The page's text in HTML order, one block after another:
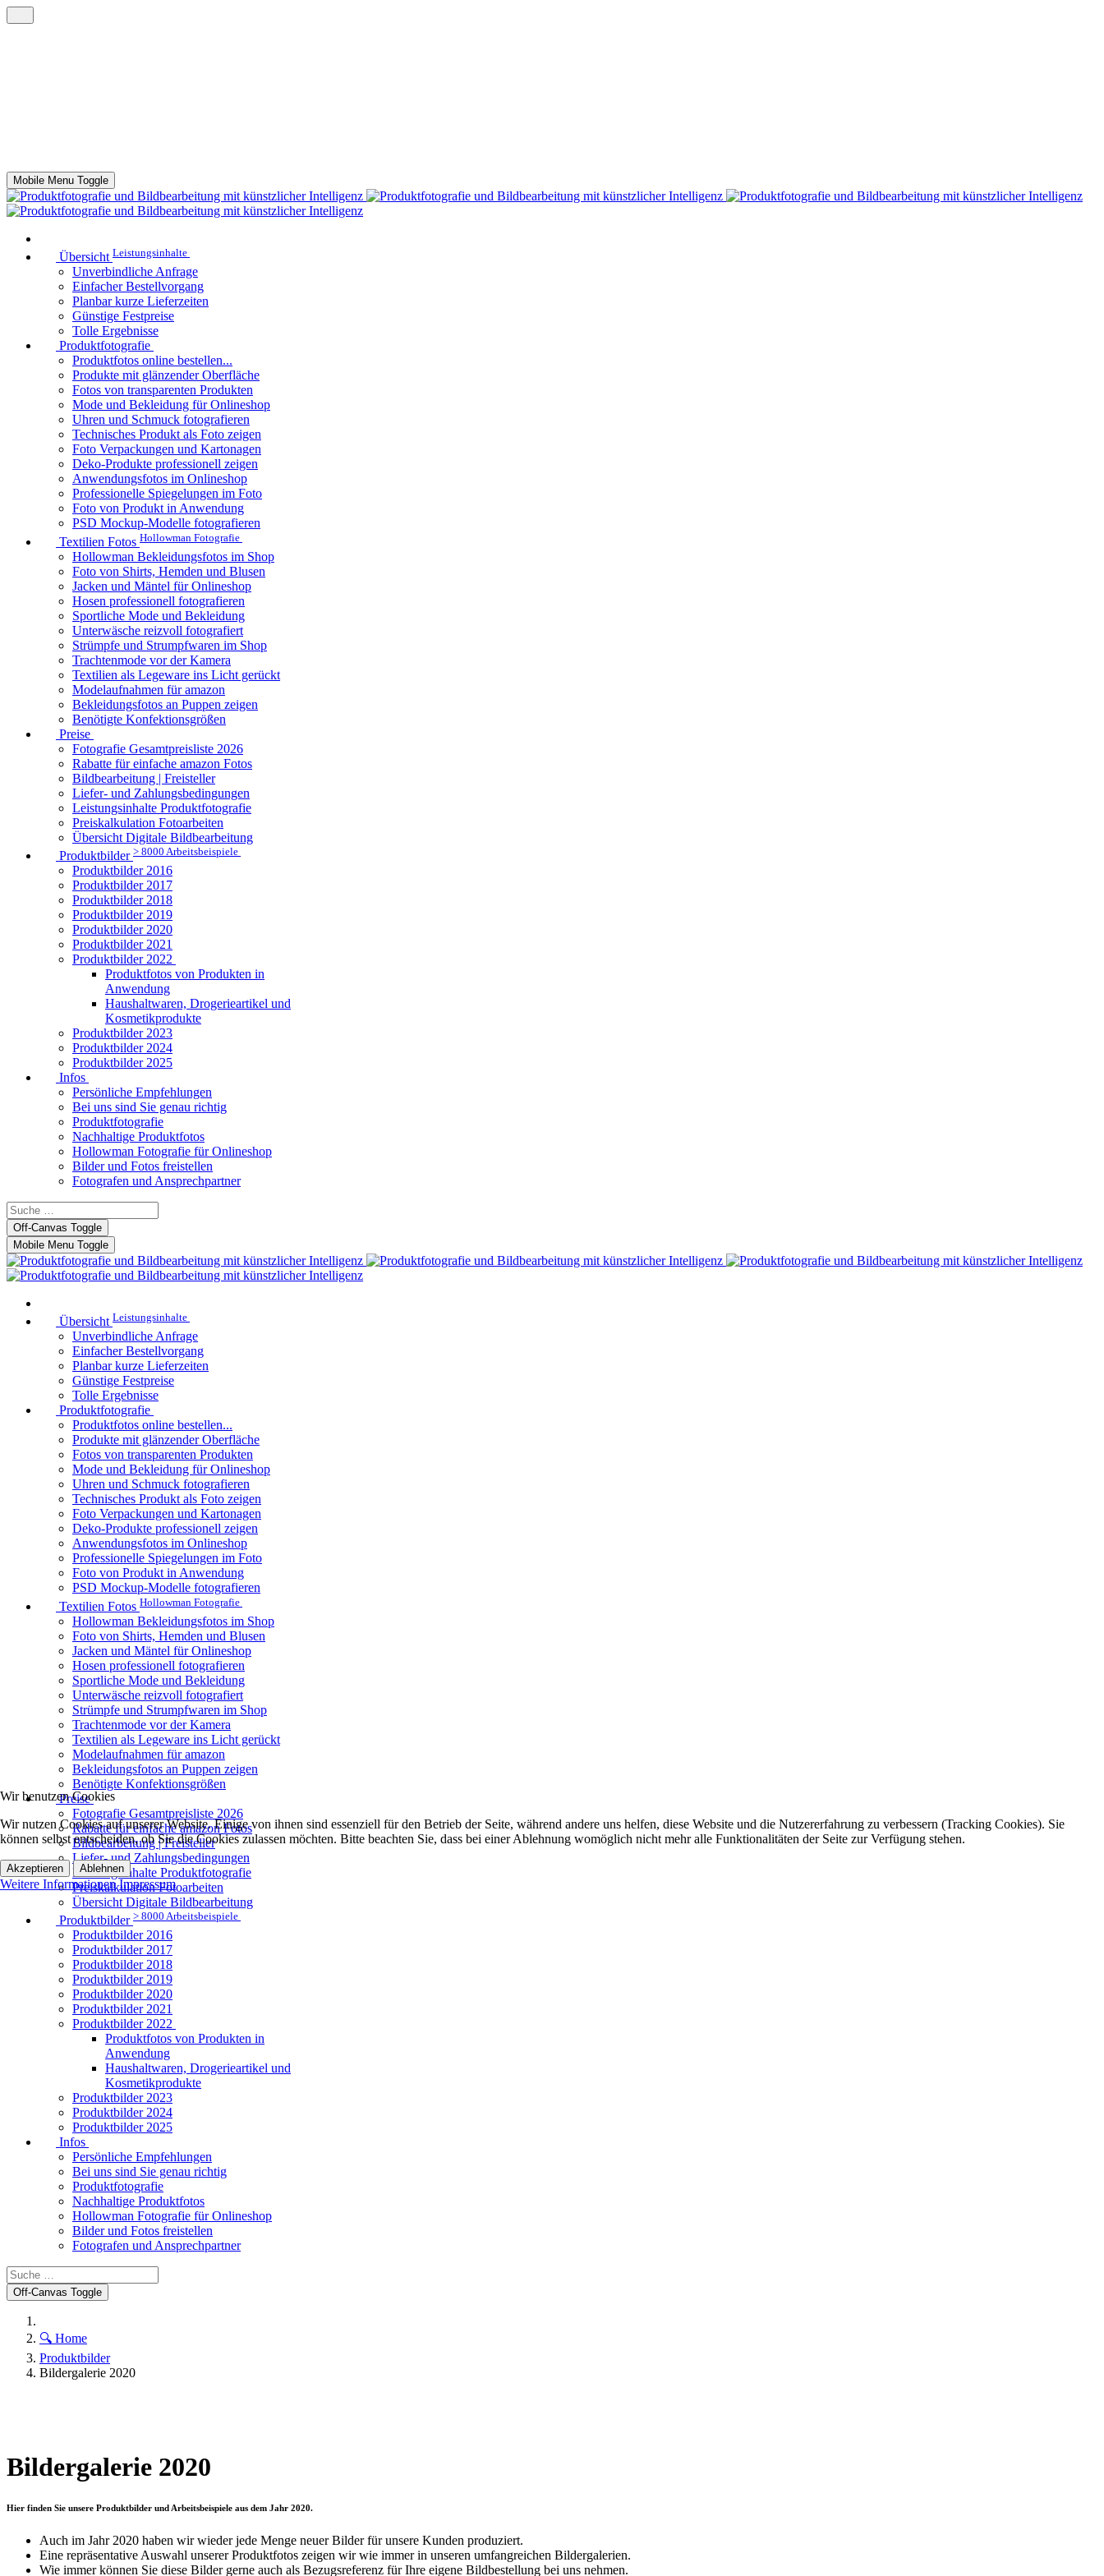
Mobile Menu Toggle
Übersicht Leistungsinhalte
Unverbindliche Anfrage
Einfacher Bestellvorgang
Planbar kurze Lieferzeiten
Günstige Festpreise
Tolle Ergebnisse
Produktfotografie
Produktfotos online bestellen...
Produkte mit glänzender Oberfläche
Fotos von transparenten Produkten
Mode und Bekleidung für Onlineshop
Uhren und Schmuck fotografieren
Technisches Produkt als Foto zeigen
Foto Verpackungen und Kartonagen
Deko-Produkte professionell zeigen
Anwendungsfotos im Onlineshop
Professionelle Spiegelungen im Foto
Foto von Produkt in Anwendung
PSD Mockup-Modelle fotografieren
Textilien Fotos Hollowman Fotografie
Hollowman Bekleidungsfotos im Shop
Foto von Shirts, Hemden und Blusen
Jacken und Mäntel für Onlineshop
Hosen professionell fotografieren
Sportliche Mode und Bekleidung
Unterwäsche reizvoll fotografiert
Strümpfe und Strumpfwaren im Shop
Trachtenmode vor der Kamera
Textilien als Legeware ins Licht gerückt
Modelaufnahmen für amazon
Bekleidungsfotos an Puppen zeigen
Benötigte Konfektionsgrößen
Preise
Fotografie Gesamtpreisliste 2026
Rabatte für einfache amazon Fotos
Bildbearbeitung | Freisteller
Liefer- und Zahlungsbedingungen
Leistungsinhalte Produktfotografie
Preiskalkulation Fotoarbeiten
Übersicht Digitale Bildbearbeitung
Produktbilder > 8000 Arbeitsbeispiele
Produktbilder 2016
Produktbilder 2017
Produktbilder 2018
Produktbilder 2019
Produktbilder 2020
Produktbilder 2021
Produktbilder 2022
Produktfotos von Produkten in
Anwendung
Haushaltwaren, Drogerieartikel und
Kosmetikprodukte
Produktbilder 2023
Produktbilder 2024
Produktbilder 2025
Infos
Persönliche Empfehlungen
Bei uns sind Sie genau richtig
Produktfotografie
Nachhaltige Produktfotos
Hollowman Fotografie für Onlineshop
Bilder und Fotos freistellen
Fotografen und Ansprechpartner
Off-Canvas Toggle
Mobile Menu Toggle
Übersicht Leistungsinhalte
Unverbindliche Anfrage
Einfacher Bestellvorgang
Planbar kurze Lieferzeiten
Günstige Festpreise
Tolle Ergebnisse
Produktfotografie
Produktfotos online bestellen...
Produkte mit glänzender Oberfläche
Fotos von transparenten Produkten
Mode und Bekleidung für Onlineshop
Uhren und Schmuck fotografieren
Technisches Produkt als Foto zeigen
Foto Verpackungen und Kartonagen
Deko-Produkte professionell zeigen
Anwendungsfotos im Onlineshop
Professionelle Spiegelungen im Foto
Foto von Produkt in Anwendung
PSD Mockup-Modelle fotografieren
Textilien Fotos Hollowman Fotografie
Hollowman Bekleidungsfotos im Shop
Foto von Shirts, Hemden und Blusen
Jacken und Mäntel für Onlineshop
Hosen professionell fotografieren
Sportliche Mode und Bekleidung
Unterwäsche reizvoll fotografiert
Strümpfe und Strumpfwaren im Shop
Trachtenmode vor der Kamera
Textilien als Legeware ins Licht gerückt
Modelaufnahmen für amazon
Bekleidungsfotos an Puppen zeigen
Benötigte Konfektionsgrößen
Preise
Fotografie Gesamtpreisliste 2026
Rabatte für einfache amazon Fotos
Bildbearbeitung | Freisteller
Liefer- und Zahlungsbedingungen
Leistungsinhalte Produktfotografie
Preiskalkulation Fotoarbeiten
Übersicht Digitale Bildbearbeitung
Produktbilder > 8000 Arbeitsbeispiele
Produktbilder 2016
Produktbilder 2017
Produktbilder 2018
Produktbilder 2019
Produktbilder 2020
Produktbilder 2021
Produktbilder 2022
Produktfotos von Produkten in
Anwendung
Haushaltwaren, Drogerieartikel und
Kosmetikprodukte
Produktbilder 2023
Produktbilder 2024
Produktbilder 2025
Infos
Persönliche Empfehlungen
Bei uns sind Sie genau richtig
Produktfotografie
Nachhaltige Produktfotos
Hollowman Fotografie für Onlineshop
Bilder und Fotos freistellen
Fotografen und Ansprechpartner
Off-Canvas Toggle
🔍 Home
Produktbilder
Bildergalerie 2020
Bildergalerie 2020
Hier finden Sie unsere Produktbilder und Arbeitsbeispiele aus dem Jahr 2020.
Auch im Jahr 2020 haben wir wieder jede Menge neuer Bilder für unsere Kunden produziert.
Eine repräsentative Auswahl unserer Produktfotos zeigen wir wie immer in unseren umfangreichen Bildergalerien.
Wie immer können Sie diese Bilder gerne auch als Bezugsreferenz für Ihre eigene Bildbestellung bei uns nehmen.
Wir benutzen Cookies
Wir nutzen Cookies auf unserer Website. Einige von ihnen sind essenziell für den Betrieb der Seite, während andere uns helfen, diese Website und die Nutzererfahrung zu verbessern (Tracking Cookies). Sie
können selbst entscheiden, ob Sie die Cookies zulassen möchten. Bitte beachten Sie, dass bei einer Ablehnung womöglich nicht mehr alle Funktionalitäten der Seite zur Verfügung stehen.
Akzeptieren Ablehnen
Weitere Informationen Impressum